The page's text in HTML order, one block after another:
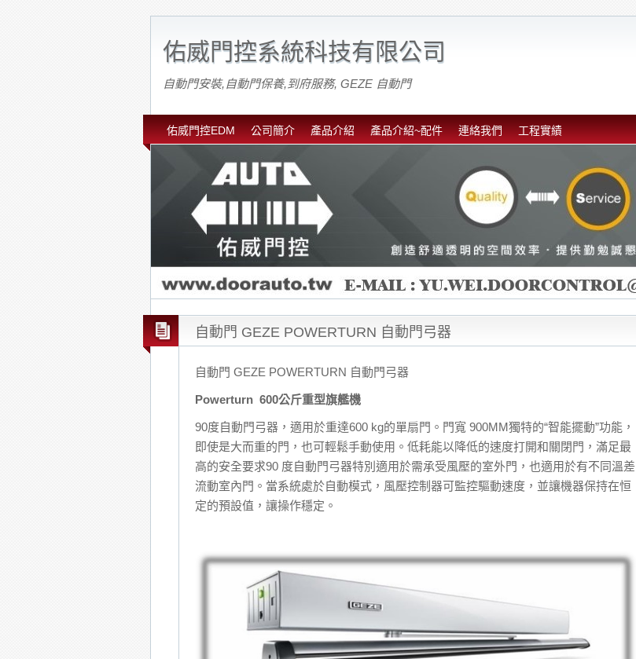
佑威門控系統科技有限公司
自動門安裝,自動門保養,到府服務, GEZE 自動門
佑威門控EDM 公司簡介 產品介紹 產品介紹~配件 連絡我們 工程實績
自動門 GEZE POWERTURN 自動門弓器
自動門 GEZE POWERTURN 自動門弓器
Powerturn 600公斤重型旗艦機
90度自動門弓器，適用於重達600 kg的單扇門。門寬 900MM獨特的“智能擺動”功能，
即使是大而重的門，也可輕鬆手動使用。低耗能以降低的速度打開和關閉門，滿足最
高的安全要求90 度自動門弓器特別適用於需承受風壓的室外門，也適用於有不同溫差
流動室內門。當系統處於自動模式，風壓控制器可監控驅動速度，並讓機器保持在恒
定的預設值，讓操作穩定。